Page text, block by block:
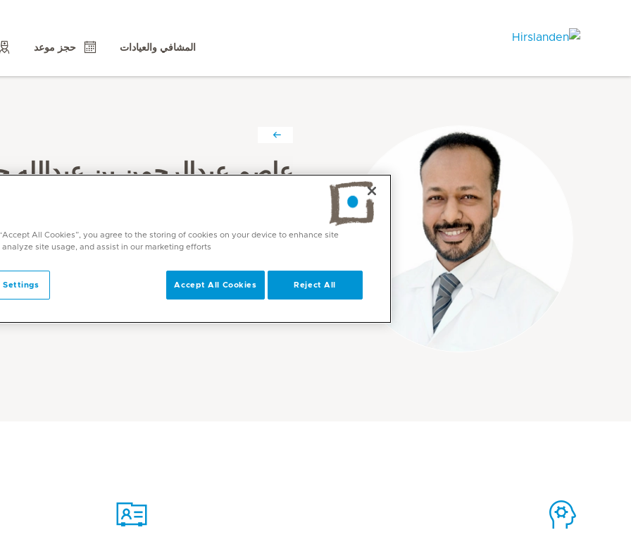
المشافي والعيادات حجز موعد
عاصم عبدالرحمن بن
All Cookies”, you agree to the storing of cookies on your device to enhance site
analyze site usage, and assist in our marketing efforts.
Settings Reject All
Accept All Cookies